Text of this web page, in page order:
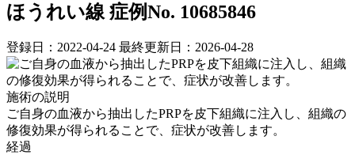
ほうれい線 症例No. 10685846
登録日：2022-04-24 最終更新日：2026-04-28
施術の説明
ご自身の血液から抽出したPRPを皮下組織に注入し、組織の
修復効果が得られることで、症状が改善します。
経過